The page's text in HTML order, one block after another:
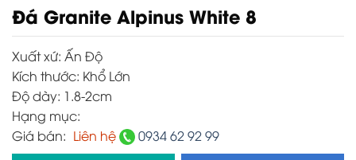
Đá Granite Alpinus White 8
Xuất xứ: Ấn Độ
Kích thước: Khổ Lớn
Độ dày: 1.8-2cm
Hạng mục:
Giá bán: Liên hệ 0934 62 92 99